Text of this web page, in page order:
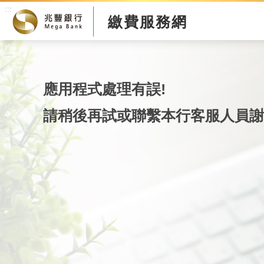
:::
繳費服務網
應用程式處理有誤!
請稍後再試或聯繫本行客服人員